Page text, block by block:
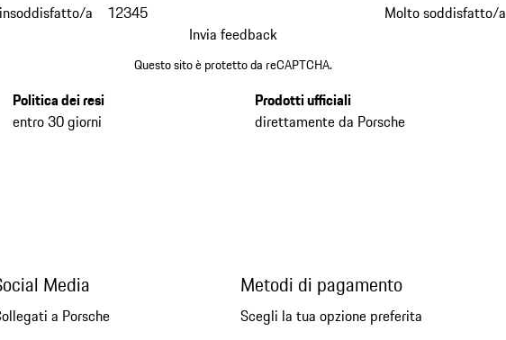
a 12345
Molto soddisfatto/a
Invia feedback
Questo sito è protetto da reCAPTCHA.
Politica dei resi
entro 30 giorni
Prodotti ufficiali
direttamente da Porsche
Media
a Porsche
Metodi di pagamento
Scegli la tua opzione preferita